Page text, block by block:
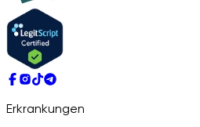
Erkrankungen